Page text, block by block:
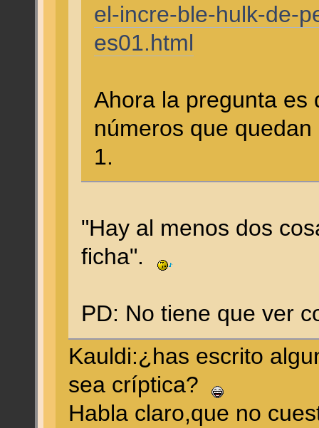
el-incre-ble-hulk-de-
es01.html
Ahora la pregunta es
números que
1.
"Hay al menos dos
ficha".
PD: No tiene que ver
Kauldi:¿has escrito
sea críptica?
Habla claro,que no